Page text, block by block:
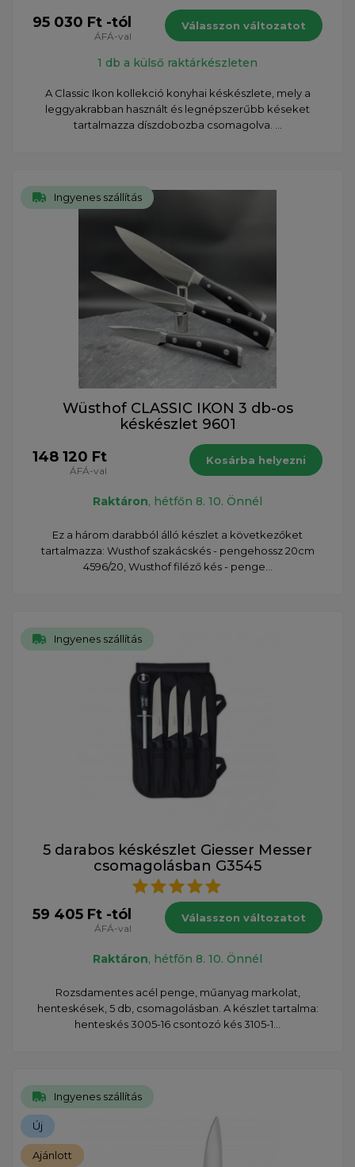
95 030 Ft -tól
ÁFÁ-val
Válasszon változatot
1 db a külső raktárkészleten
A Classic Ikon kollekció konyhai késkészlete, mely a
leggyakrabban használt és legnépszerűbb késeket
tartalmazza díszdobozba csomagolva. ...
Ingyenes szállítás
Wüsthof CLASSIC IKON 3 db-os
késkészlet 9601
148 120 Ft
ÁFÁ-val
Kosárba helyezni
Raktáron, hétfőn 8. 10. Önnél
Ez a három darabból álló készlet a következőket
tartalmazza: Wusthof szakácskés - pengehossz 20cm
4596/20, Wusthof filéző kés - penge...
Ingyenes szállítás
5 darabos késkészlet Giesser Messer
csomagolásban G3545
59 405 Ft -tól
ÁFÁ-val
Válasszon változatot
Raktáron, hétfőn 8. 10. Önnél
Rozsdamentes acél penge, műanyag markolat,
henteskések, 5 db, csomagolásban. A készlet tartalma:
henteskés 3005-16 csontozó kés 3105-1...
Ingyenes szállítás
Új
Ajánlott